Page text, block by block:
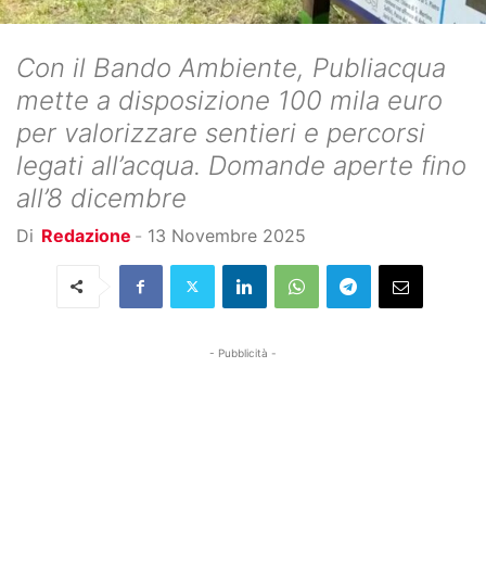
Con il Bando Ambiente, Publiacqua
mette a disposizione 100 mila euro
per valorizzare sentieri e percorsi
legati all’acqua. Domande aperte fino
all’8 dicembre
Di Redazione - 13 Novembre 2025
- Pubblicità -